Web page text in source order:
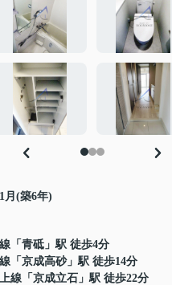
月(築6年)
「 青砥 」駅 徒歩4分
「 京成高砂」駅 徒歩14分
線 「 京成立石 」駅 徒歩22分